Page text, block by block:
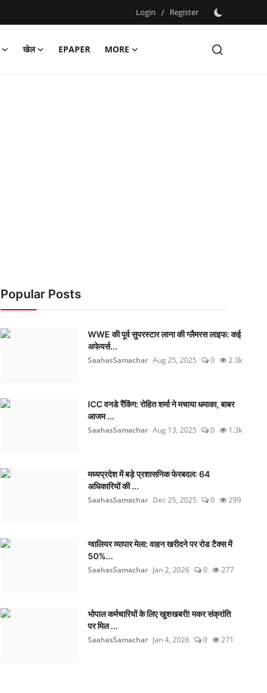
Login / Register
खेल EPAPER
MORE
Popular Posts
WWE की पूर्व सुपरस्टार लाना की ग्लैमरस लाइफ: कई
अफेयर्स...
SaahasSamachar Aug 25, 2025 0 2.3k
ICC वनडे रैंकिंग: रोहित शर्मा ने मचाया धमाका, बाबर
आजम ...
SaahasSamachar Aug 13, 2025 0 1.3k
मध्यप्रदेश में बड़े प्रशासनिक फेरबदल: 64
अधिकारियों की ...
SaahasSamachar Dec 25, 2025 0 299
ग्वालियर व्यापार मेला: वाहन खरीदने पर रोड टैक्स में
50%...
SaahasSamachar Jan 2, 2026 0 277
भोपाल कर्मचारियों के लिए खुशखबरी! मकर संक्रांति
पर मिल ...
SaahasSamachar Jan 4, 2026 0 271